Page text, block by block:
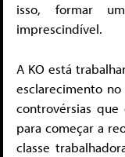
isso, formar
imprescindível.
A KO está
esclarecimento
controvérsias
para começar a
classe